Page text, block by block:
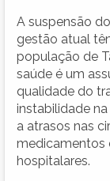
A suspensão
gestão atual
população de
saúde é um
qualidade do
instabilidade
a atrasos nas
medicamentos
hospitalares.